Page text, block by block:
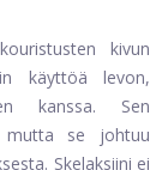
kivun
käyttöä levon,
kanssa. Sen
mutta se johtuu
Skelaksiini ei